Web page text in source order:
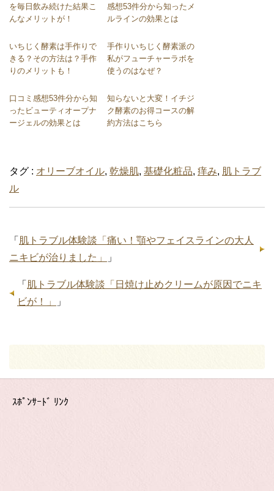
を毎日飲み続けた結果こ
んなメリットが！
感想53件分から知ったメ
ルラインの効果とは
いちじく酵素は手作りで
きる？その方法は？手作
りのメリットも！
手作りいちじく酵素派の
私がフューチャーラボを
使うのはなぜ？
口コミ感想53件分から知
ったビューティオープナ
ージェルの効果とは
知らないと大変！イチジ
ク酵素のお得コースの解
約方法はこちら
タグ : オリーブオイル, 乾燥肌, 基礎化粧品, 痒み, 肌トラブ
ル
「 肌トラブル体験談「痛い！顎やフェイスラインの大人
ニキビが治りました」
」
「 肌トラブル体験談「日焼け止めクリームが原因でニキ
ビが！」
」
ｽﾎﾟﾝｻｰﾄﾞ ﾘﾝｸ